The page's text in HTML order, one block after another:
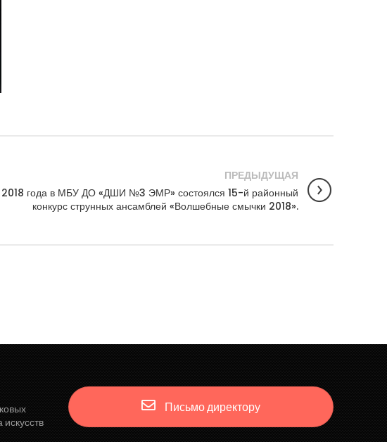
ПРЕДЫДУЩАЯ
2018 года в МБУ ДО «ДШИ №3 ЭМР» состоялся 15-й районный
конкурс струнных ансамблей «Волшебные смычки 2018».
Письмо директору